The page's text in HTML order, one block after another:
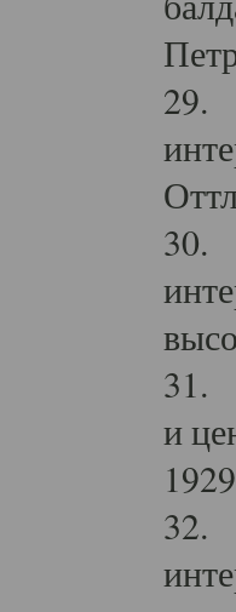
29.
30.
31.
и
32.